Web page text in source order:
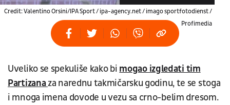
Credit: Valentino Orsini/IPA Sport / ipa-agency.net / imago sportfotodienst /
Profimedia
Uveliko se spekuliše kako bi mogao izgledati tim
Partizanaza narednu takmičarsku godinu, te se stoga
i mnoga imena dovode u vezu sa crno-belim dresom.